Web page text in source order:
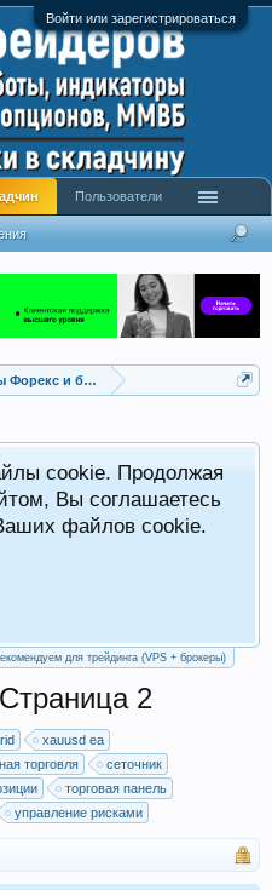
Войти или зарегистрироваться
Советники, роботы Форекс и бинарных опционов
cookie. Продолжая
Вы соглашаетесь
файлов cookie.
для трейдинга (VPS + брокеры)
2
xauusd ea
торговля
сеточник
торговая панель
управление рисками
Пользователи